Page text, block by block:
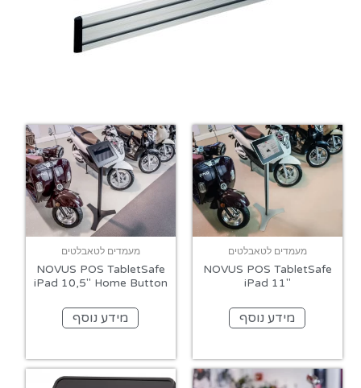
מעמדים לטאבלטים
NOVUS POS TabletSafe
iPad 11″
מידע נוסף
מעמדים לטאבלטים
NOVUS POS TabletSafe
iPad 10,5″ Home Button
מידע נוסף